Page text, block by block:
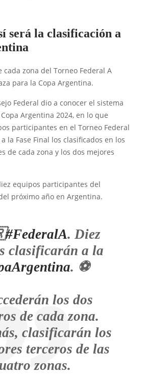
será la clasificación a
cada zona del Torneo Federal A
para la Copa Argentina.
Federal dio a conocer el sistema
Argentina 2024, en lo que
participantes en el Torneo Federal
la Fase Final los clasificados en los
de cada zona y los dos mejores
equipos participantes del
próximo año en Argentina.
#FederalA. Diez
clasificarán a la
. ⚽️
los dos
de cada zona.
clasificarán los
terceros de las
zonas.